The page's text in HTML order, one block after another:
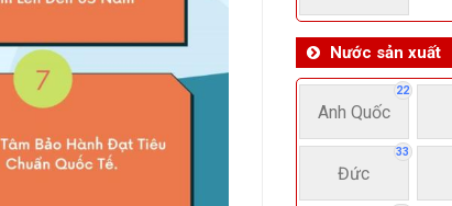
Nước sản xuất
22
Anh Quốc
33
Đức